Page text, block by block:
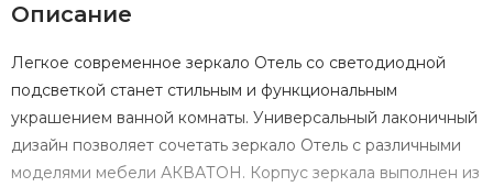
Описание
Легкое современное зеркало Отель со светодиодной
подсветкой станет стильным и функциональным
украшением ванной комнаты. Универсальный лаконичный
дизайн позволяет сочетать зеркало Отель с различными
моделями мебели АКВАТОН. Корпус зеркала выполнен из